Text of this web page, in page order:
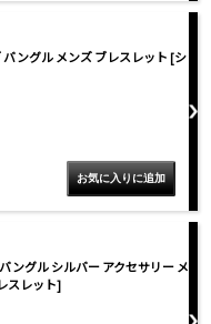
ングル メンズ ブレスレット [シ
ングル シルバー アクセサリー メ
スレット]